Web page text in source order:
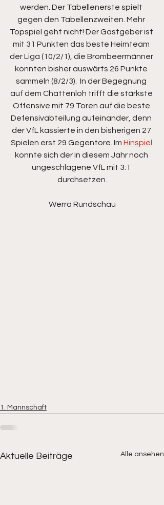
werden. Der Tabellenerste spielt
gegen den Tabellenzweiten. Mehr
Topspiel geht nicht! Der Gastgeber ist
mit 31 Punkten das beste Heimteam
der Liga (10/2/1), die Brombeermänner
konnten bisher auswärts 26 Punkte
sammeln (8/2/3).  In der Begegnung
auf dem Chattenloh trifft die stärkste
Offensive mit 79 Toren auf die beste
Defensivabteilung aufeinander, denn
der VfL kassierte in den bisherigen 27
Spielen erst 29 Gegentore. Im Hinspiel
konnte sich der in diesem Jahr noch
ungeschlagene VfL mit 3:1
durchsetzen.
Werra Rundschau
1. Mannschaft
Aktuelle Beiträge Alle ansehen